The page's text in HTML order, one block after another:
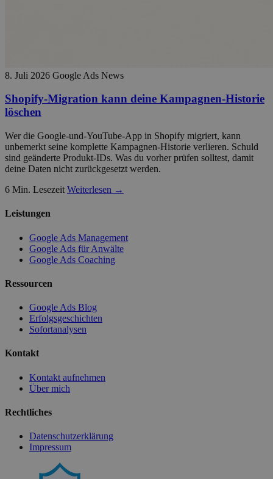
8. Juli 2026 Google Ads News
Shopify-Migration kann deine Kampagnen-Historie
löschen
Wer die Google-und-YouTube-App in Shopify migriert, kann
unbemerkt seine komplette Kampagnen-Historie verlieren. Schuld
sind geänderte Produkt-IDs. Was du vorher prüfen solltest, damit
deine Daten nicht zurückgesetzt werden.
6 Min. Lesezeit Weiterlesen →
Leistungen
Google Ads Management
Google Ads für Anwälte
Google Ads Coaching
Ressourcen
Google Ads Blog
Erfolgsgeschichten
Sofortanalysen
Kontakt
Kontakt aufnehmen
Über mich
Rechtliches
Datenschutzerklärung
Impressum